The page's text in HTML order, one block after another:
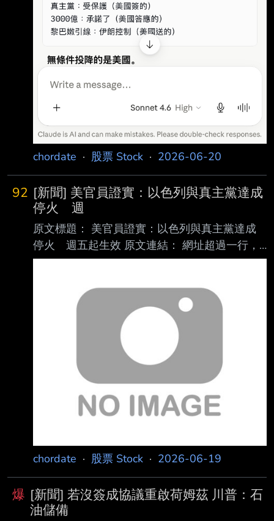
chordate · 股票 Stock · 2026-06-20
92 [新聞] 美官員證實：以色列與真主黨達成
停火 週
原文標題： 美官員證實：以色列與真主黨達成
停火 週五起生效 原文連結： 網址超過一行，
請用縮網址，連結不能點擊者板規 1-2-2 處
https://www.ftvnews.com.tw/news/detail/2026
619W0468 發布時間： 請勿張貼超過3天新聞
發佈時間：2026/06/19 21:15 更新時間：
2026/06/19 21:20 記者署名： Reuters 路透社
報導 原文內容： 美國高級官員向路透社
（Reuters）證實，在經歷一夜的激烈衝突
後，。此協議由美國 與卡達居中
chordate · 股票 Stock · 2026-06-19
爆 [新聞] 若沒簽成協議重啟荷姆茲 川普：石
油儲備